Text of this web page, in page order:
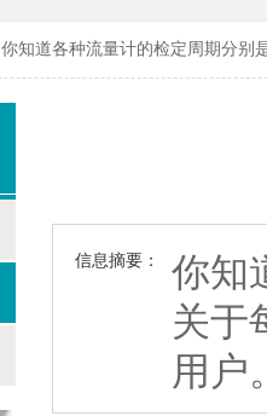
你知道各种流量计的检定周期分别
信息摘要：
你知
关于
用户